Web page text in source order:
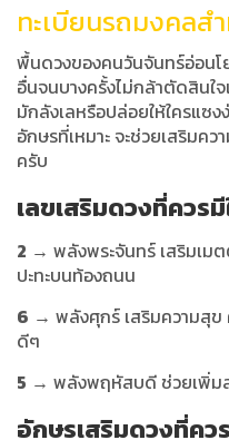
ทะเบียนรถมงคลส
พื้นดวงของคนวันจันทร์อ่อนโ
อื่นจนบางครั้งไม่กล้าตัดสินใ
มักลังเลหรือปล่อยให้ใครแซง
อักษรที่เหมาะ จะช่วยเสริมค
ครับ
เลขเสริมดวงที่ควร
2 → พลังพระจันทร์ เสริมเม
ปะทะบนท้องถนน
6 → พลังศุกร์ เสริมความสุข
ดีๆ
5 → พลังพฤหัสบดี ช่วยเพิ่ม
อักษรเสริมดวงที่คว